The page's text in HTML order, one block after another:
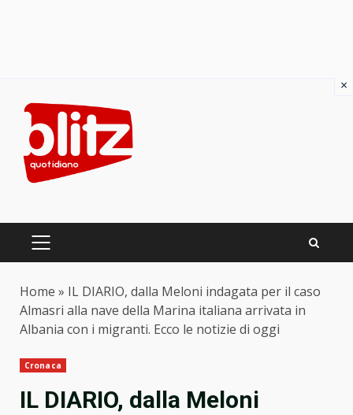
content
PRIMARY
Home » IL DIARIO, dalla Meloni indagata per il caso
Almasri alla nave della Marina italiana arrivata in
Albania con i migranti. Ecco le notizie di oggi
Cronaca
IL DIARIO, dalla Meloni
×